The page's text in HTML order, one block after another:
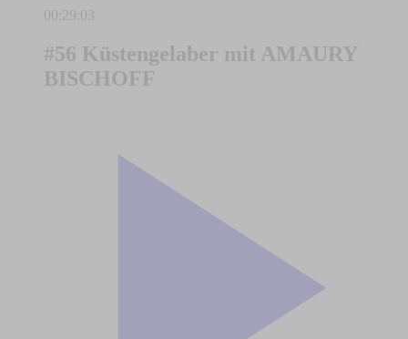
00:29:03
#56 Küstengelaber mit AMAURY
BISCHOFF